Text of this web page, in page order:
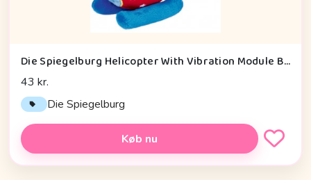
Die Spiegelburg Helicopter With Vibration Module Baby Charms - Legetøj
43 kr.
Die Spiegelburg
Køb nu